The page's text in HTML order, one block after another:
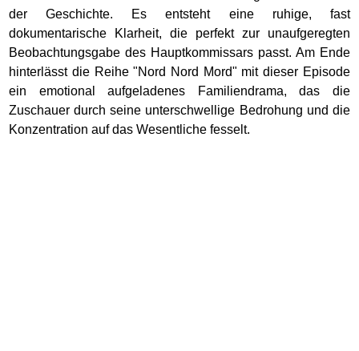
der Geschichte. Es entsteht eine ruhige, fast
dokumentarische Klarheit, die perfekt zur unaufgeregten
Beobachtungsgabe des Hauptkommissars passt. Am Ende
hinterlässt die Reihe "Nord Nord Mord" mit dieser Episode
ein emotional aufgeladenes Familiendrama, das die
Zuschauer durch seine unterschwellige Bedrohung und die
Konzentration auf das Wesentliche fesselt.